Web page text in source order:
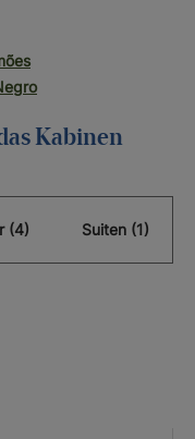
Kabinen
(4) Suiten (1)